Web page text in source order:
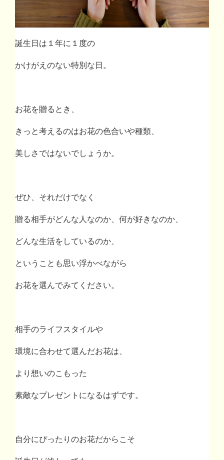
誕生日は１年に１度の
かけがえのない特別な日。
お花を贈るとき、
きっと考えるのはお花の色合いや種類、
美しさではないでしょうか。
ぜひ、それだけでなく
贈る相手がどんな人なのか、何が好きなのか、
どんな生活をしているのか、
ということも思い浮かべながら
お花を選んでみてください。
相手のライフスタイルや
環境に合わせて選んだお花は、
より想いのこもった
素敵なプレゼントになるはずです。
自分にぴったりのお花だからこそ